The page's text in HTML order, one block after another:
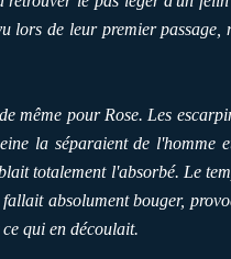
lors de leur premier passage,
même pour Rose. Les
la séparaient de l'homme
totalement l'absorbé. Le
absolument bouger,
qui en découlait.